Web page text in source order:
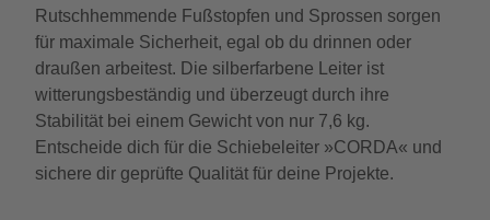
Rutschhemmende Fußstopfen und Sprossen sorgen
für maximale Sicherheit, egal ob du drinnen oder
draußen arbeitest. Die silberfarbene Leiter ist
witterungsbeständig und überzeugt durch ihre
Stabilität bei einem Gewicht von nur 7,6 kg.
Entscheide dich für die Schiebeleiter »CORDA« und
sichere dir geprüfte Qualität für deine Projekte.